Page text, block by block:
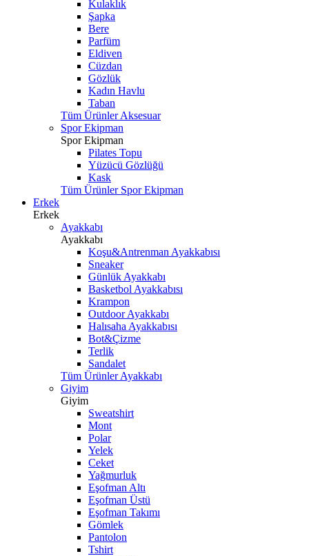
Kulaklık
Şapka
Bere
Parfüm
Eldiven
Cüzdan
Gözlük
Kadın Havlu
Taban
Tüm Ürünler Aksesuar
Spor Ekipman
Spor Ekipman
Pilates Topu
Yüzücü Gözlüğü
Kask
Tüm Ürünler Spor Ekipman
Erkek
Erkek
Ayakkabı
Ayakkabı
Koşu&Antrenman Ayakkabısı
Sneaker
Günlük Ayakkabı
Basketbol Ayakkabısı
Krampon
Outdoor Ayakkabı
Halısaha Ayakkabısı
Bot&Çizme
Terlik
Sandalet
Tüm Ürünler Ayakkabı
Giyim
Giyim
Sweatshirt
Mont
Polar
Yelek
Ceket
Yağmurluk
Eşofman Altı
Eşofman Üstü
Eşofman Takımı
Gömlek
Pantolon
Tshirt